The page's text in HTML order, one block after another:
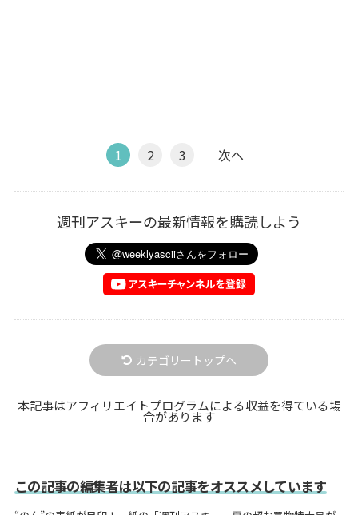
1 2 3 次へ
週刊アスキーの最新情報を購読しよう
カテゴリートップへ
本記事はアフィリエイトプログラムによる収益を得ている場
合があります
この記事の編集者は以下の記事をオススメしています